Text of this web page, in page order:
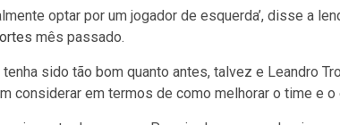
optar por um jogador de esquerda’, disse a
mês passado.
tenha sido tão bom quanto antes, talvez e Leandro
considerar em termos de como melhorar o time e o